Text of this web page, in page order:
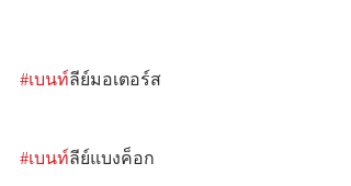
#เบนท์ลีย์มอเตอร์ส
#เบนท์ลีย์แบงค็อก